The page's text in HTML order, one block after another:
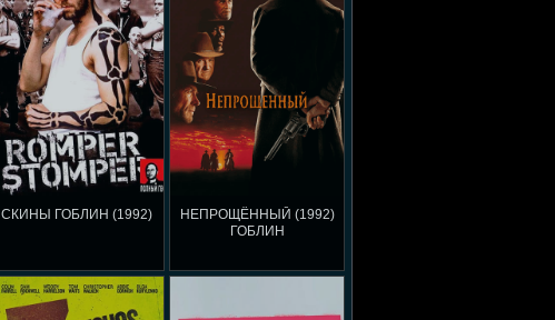
СКИНЫ ГОБЛИН (1992)
НЕПРОЩЁННЫЙ (1992)
ГОБЛИН